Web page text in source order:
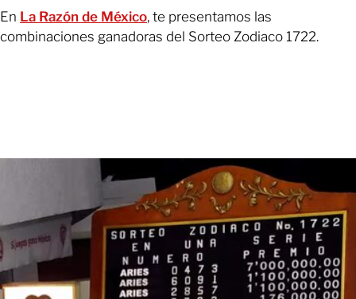
En La Razón de México, te presentamos las
combinaciones ganadoras del Sorteo Zodiaco 1722.